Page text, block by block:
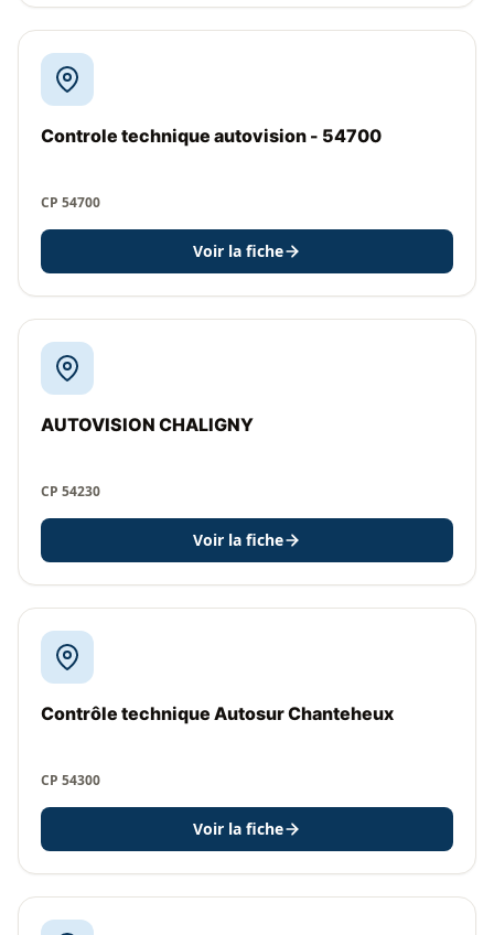
Controle technique autovision - 54700
CP 54700
Voir la fiche
AUTOVISION CHALIGNY
CP 54230
Voir la fiche
Contrôle technique Autosur Chanteheux
CP 54300
Voir la fiche